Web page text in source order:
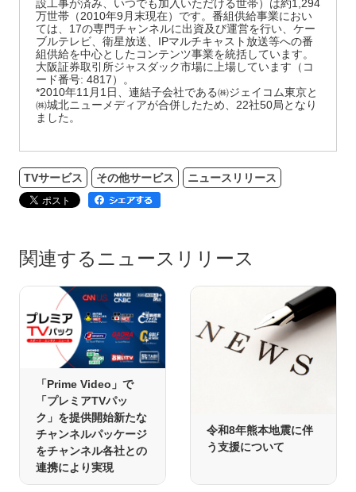
設工事が済み、いつでも加入いただける世帯）は約1,294
万世帯（2010年9月末現在）です。番組供給事業におい
ては、17の専門チャンネルに出資及び運営を行い、ケー
ブルテレビ、衛星放送、IPマルチキャスト放送等への番
組供給を中心としたコンテンツ事業を統括しています。
大阪証券取引所ジャスダック市場に上場しています（コ
ード番号: 4817）。
*2010年11月1日、連結子会社である㈱ジェイコム東京と
㈱城北ニューメディアが合併したため、22社50局となり
ました。
TVサービス その他サービス ニュースリリース
関連するニュースリリース
「Prime Video」で
「プレミアTVパッ
ク」を提供開始新たな
チャンネルパッケージ
をチャンネル各社との
連携により実現
令和8年熊本地震に伴
う支援について